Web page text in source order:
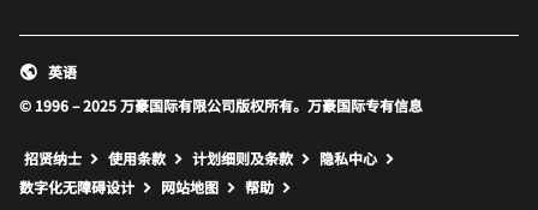
© 1996 – 2025 万豪国际有限公司版权所有。万豪国际专有信息
英语
招贤纳士 使用条款 计划细则及条款
隐私中心
数字化无障碍设计
网站地图 打开新窗口
帮助